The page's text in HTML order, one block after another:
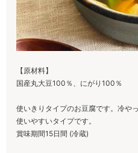
【原材料】
国産丸大豆100％、にがり100％
使いきりタイプのお豆腐です。冷や
使いやすいタイプです。
賞味期間15日間 (冷蔵)